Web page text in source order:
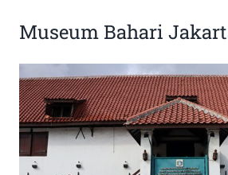
Museum Bahari